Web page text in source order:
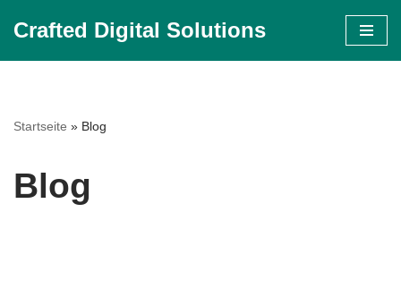
Crafted Digital Solutions
Startseite » Blog
Blog